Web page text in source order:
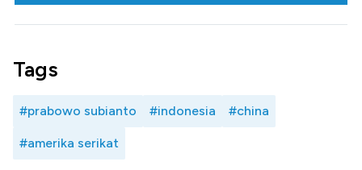
Tags
#prabowo subianto #indonesia #china
#amerika serikat